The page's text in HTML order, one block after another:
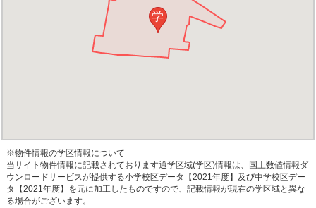
学
※物件情報の学区情報について
当サイト物件情報に記載されております通学区域(学区)情報は、国土数値情報ダ
ウンロードサービスが提供する小学校区データ【2021年度】及び中学校区デー
タ【2021年度】を元に加工したものですので、記載情報が現在の学区域と異な
る場合がございます。